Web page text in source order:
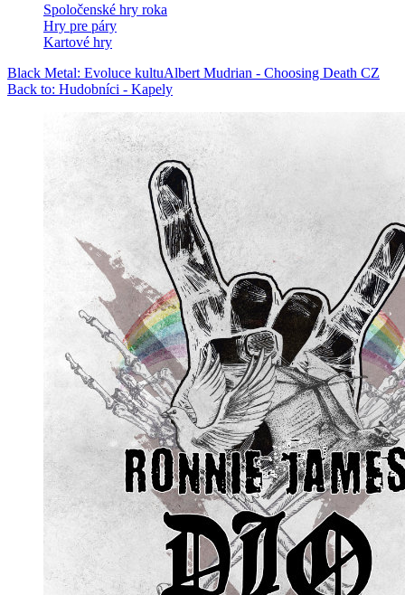
Spoločenské hry roka
Hry pre páry
Kartové hry
Black Metal: Evoluce kultuAlbert Mudrian - Choosing Death CZ
Back to: Hudobníci - Kapely